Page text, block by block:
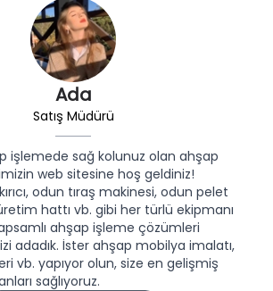
Ada
Satış Müdürü
işlemede sağ kolunuz olan ahşap
web sitesine hoş geldiniz!
odun tıraş makinesi, odun pelet
hattı vb. gibi her türlü ekipmanı
ahşap işleme çözümleri
adadık. İster ahşap mobilya imalatı,
vb. yapıyor olun, size en gelişmiş
sağlıyoruz.